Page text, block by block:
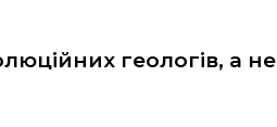
геологів, а не